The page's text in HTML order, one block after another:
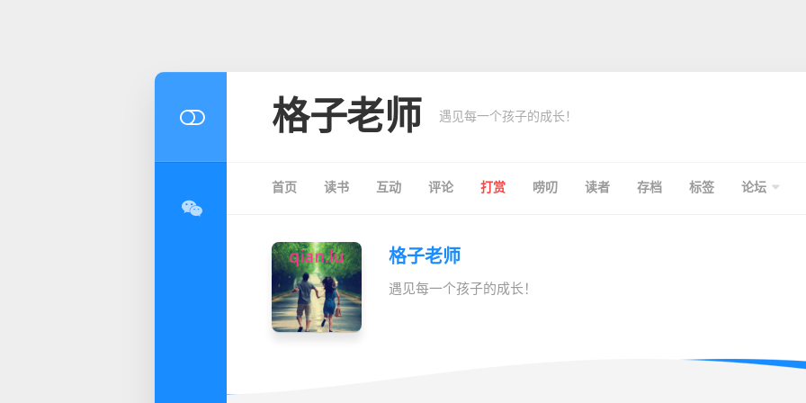
格子老师 遇见每一个孩子的成长！
首页 读书 互动 评论 打赏 唠叨 读者 存档 标签 论坛
格子老师
遇见每一个孩子的成长！